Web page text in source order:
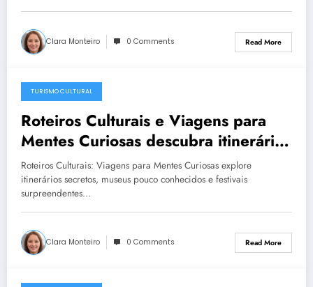
Clara Monteiro 0 Comments Read More
December 23, 2025
TURISMO CULTURAL
Roteiros Culturais e Viagens para
Mentes Curiosas descubra itinerários
exclusivos museus e festivais
Roteiros Culturais: Viagens para Mentes Curiosas explore
itinerários secretos, museus pouco conhecidos e festivais
surpreendentes…
Clara Monteiro 0 Comments Read More